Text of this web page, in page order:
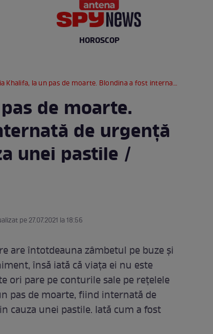
HOROSCOP
la un pas de moarte. Blondina a fost internată de urgență la spital, din cauza unei pastile / VIDEO
de moarte.
de urgență
unei pastile /
pe 27.07.2021 la 18:56
are întotdeauna zâmbetul pe buze și
însă iată că viața ei nu este
ori pare pe conturile sale pe rețelele
pas de moarte, fiind internată de
cauza unei pastile. Iată cum a fost